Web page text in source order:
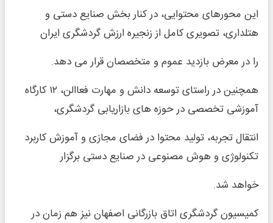
این محورهای محتوایی، در کنار بخش صنایع دستی و
هتلداری، تصویری کامل از زنجیره ارزش گردشگری ایران
را در معرض بازدید عموم و متخصصان قرار می دهد.
همچنین در راستای توسعه دانش و مهارت فعاالن، ۱۲ کارگاه
آموزشی تخصصی در حوزه های بازاریابی گردشگری،
انتقال تجربه، تولید محتوا در فضای مجازی و آموزش کاربرد
تکنولوژی و هوش مصنوعی در صنایع دستی برگزار
خواهد شد.
کمیسیون گردشگری اتاق بازرگانی اصفهان نیز هم زمان در